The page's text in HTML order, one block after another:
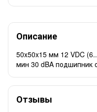
Описание
50x50x15 мм 12 VDC
мин 30 dBA подшипник
Отзывы